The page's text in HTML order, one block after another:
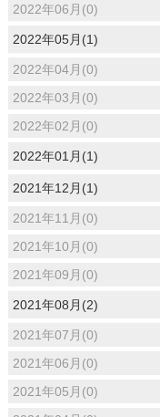
2022年06月(0)
2022年05月(1)
2022年04月(0)
2022年03月(0)
2022年02月(0)
2022年01月(1)
2021年12月(1)
2021年11月(0)
2021年10月(0)
2021年09月(0)
2021年08月(2)
2021年07月(0)
2021年06月(0)
2021年05月(0)